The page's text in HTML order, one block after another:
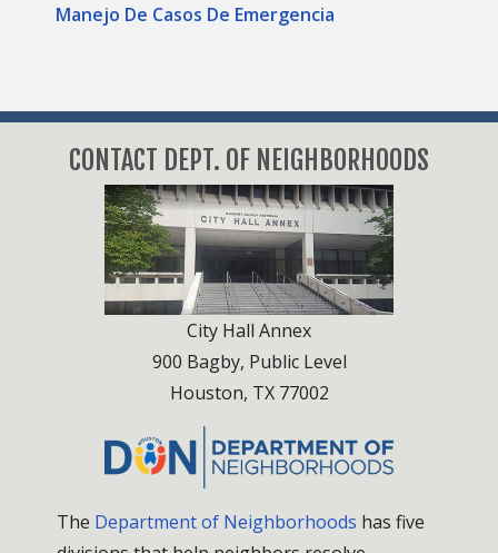
Manejo De Casos De Emergencia
CONTACT DEPT. OF NEIGHBORHOODS
City Hall Annex
900 Bagby, Public Level
Houston, TX 77002
The Department of Neighborhoods has five